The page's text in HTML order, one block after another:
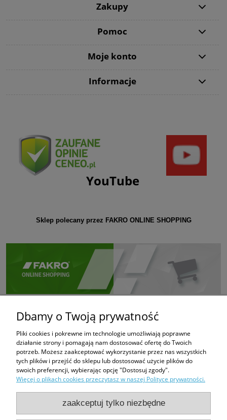
Zakupy
Pomoc
Moje konto
Informacje
YouTube
Sklep polecany przez FAKRO ONLINE SHOPPING
Dbamy o Twoją prywatność
Pliki cookies i pokrewne im technologie umożliwiają poprawne
działanie strony i pomagają nam dostosować ofertę do Twoich
potrzeb. Możesz zaakceptować wykorzystanie przez nas wszystkich
tych plików i przejść do sklepu lub dostosować użycie plików do
swoich preferencji, wybierając opcję "Dostosuj zgody".
Więcej o plikach cookies przeczytasz w naszej Polityce prywatności.
zaakceptuj tylko niezbędne